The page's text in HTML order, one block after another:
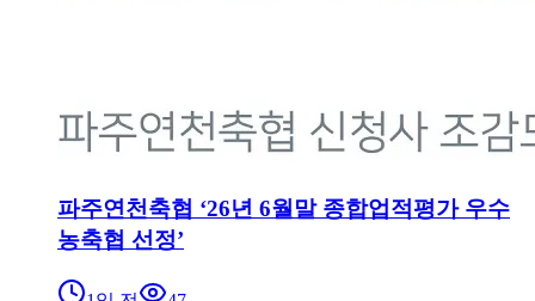
파주연천축협 ‘26년 6월말 종합업적평가 우수
농축협 선정’